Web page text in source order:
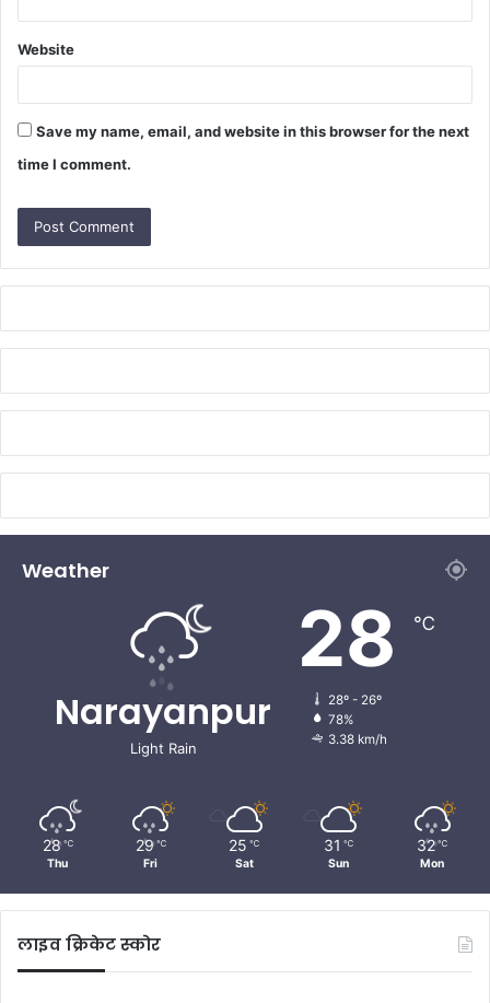
Website
Save my name, email, and website in this browser for the next
time I comment.
Weather
Narayanpur
Light Rain
28 ℃
28º - 26º
78%
3.38 km/h
28 ℃
Thu
29 ℃
Fri
25 ℃
Sat
31 ℃
Sun
32 ℃
Mon
लाइव क्रिकेट स्कोर